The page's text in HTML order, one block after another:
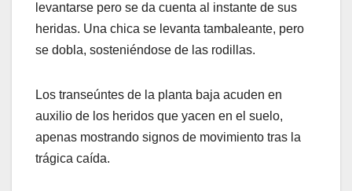
levantarse pero se da cuenta al instante de sus
heridas. Una chica se levanta tambaleante, pero
se dobla, sosteniéndose de las rodillas.
Los transeúntes de la planta baja acuden en
auxilio de los heridos que yacen en el suelo,
apenas mostrando signos de movimiento tras la
trágica caída.